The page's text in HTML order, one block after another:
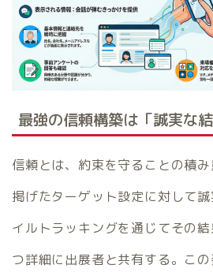
最強の信頼構築は「誠実な
信頼とは、約束を守ることの積
掲げたターゲット設定に対して
イルトラッキングを通じてその
つ詳細に出展者と共有する。こ